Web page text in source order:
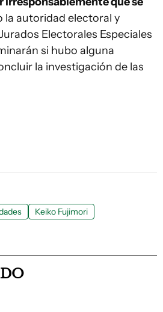
la autoridad electoral y
Electorales Especiales
si hubo alguna
la investigación de las
Keiko Fujimori